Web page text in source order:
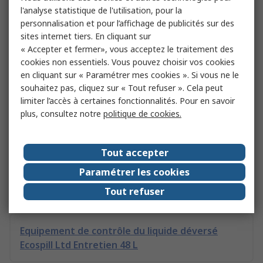
une plus grande facilité d'utilisation. Excellent produit pour
une utilisation pure ou diluée. Sans danger sur les
plastiques. Se rince à l’eau après application. Facilement
biodégradable à 64% selon l’OCDE 301B
Pour en savoir plus : Cliquez ici
Nos clients ont également consulté
Nettoyage pour nettoyeur haute pression
Mykal Industries pour Equipement de
nettoyage au jet
Equipement de contrôle du liquide déversé
Ecospill Ltd Entretien 48 L
l'analyse statistique de l'utilisation, pour la
personnalisation et pour l’affichage de publicités sur des
sites internet tiers. En cliquant sur
« Accepter et fermer», vous acceptez le traitement des
cookies non essentiels. Vous pouvez choisir vos cookies
en cliquant sur « Paramétrer mes cookies ». Si vous ne le
souhaitez pas, cliquez sur « Tout refuser ». Cela peut
limiter l’accès à certaines fonctionnalités. Pour en savoir
plus, consultez notre politique de cookies.
Tout accepter
Paramétrer les cookies
Tout refuser